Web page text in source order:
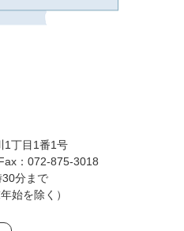
丁目1番1号
：072-875-3018
30分まで
始を除く）